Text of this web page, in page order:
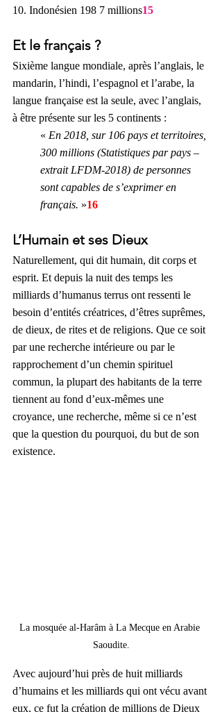
10. Indonésien 198 7 millions15
Et le français ?
Sixième langue mondiale, après l’anglais, le
mandarin, l’hindi, l’espagnol et l’arabe, la
langue française est la seule, avec l’anglais,
à être présente sur les 5 continents :
« En 2018, sur 106 pays et territoires,
300 millions (Statistiques par pays –
extrait LFDM-2018) de personnes
sont capables de s’exprimer en
français. »16
L’Humain et ses Dieux
Naturellement, qui dit humain, dit corps et
esprit. Et depuis la nuit des temps les
milliards d’humanus terrus ont ressenti le
besoin d’entités créatrices, d’êtres suprêmes,
de dieux, de rites et de religions. Que ce soit
par une recherche intérieure ou par le
rapprochement d’un chemin spirituel
commun, la plupart des habitants de la terre
tiennent au fond d’eux-mêmes une
croyance, une recherche, même si ce n’est
que la question du pourquoi, du but de son
existence.
La mosquée al-Harâm à La Mecque en Arabie
Saoudite.
Avec aujourd’hui près de huit milliards
d’humains et les milliards qui ont vécu avant
eux, ce fut la création de millions de Dieux